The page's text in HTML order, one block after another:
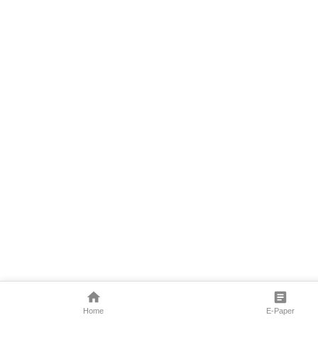
Home E-Paper